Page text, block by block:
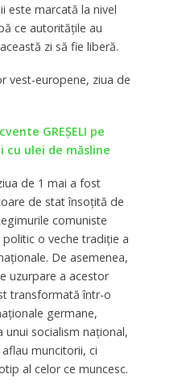
este marcată la nivel
ce autorităţile au
zi să fie liberă.
vest-europene, ziua de
GREȘELI pe
cu ulei de măsline
de 1 mai a fost
de stat însoţită de
comuniste
o veche tradiţie a
De asemenea,
uzurpare a acestor
transformată într-o
germane,
socialism naţional,
muncitorii, ci
al celor ce muncesc.